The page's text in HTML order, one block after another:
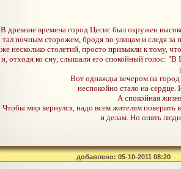
В древние времена город Цесис был окружен
тал ночным сторожем, бродя по улицам и следя за
же несколько столетий, просто привыкли к тому,
и, отходя ко сну, слышали его спокойный голос: "В
Вот однажды вечером на город
неспокойно стало на
А спокойная
Чтобы мир вернулся, надо всем жителям поверить
и делам. Но опять
добавлено: 05-10-2011 08:20